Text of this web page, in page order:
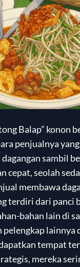
Balap” konon
penjualnya
sambil
cepat, seolah
membawa
terdiri dari panci
bahan lain di
pelengkap lainnya
tempat
mereka